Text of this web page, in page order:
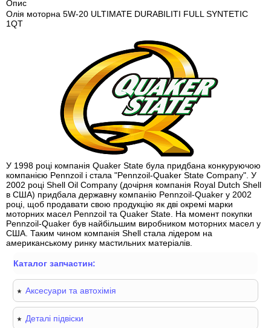
Опис
Олія моторна 5W-20 ULTIMATE DURABILITI FULL SYNTETIC
1QT
У 1998 році компанія Quaker State була придбана конкуруючою
компанією Pennzoil і стала "Pennzoil-Quaker State Company". У
2002 році Shell Oil Company (дочірня компанія Royal Dutch Shell
в США) придбала державну компанію Pennzoil-Quaker у 2002
році, щоб продавати свою продукцію як дві окремі марки
моторних масел Pennzoil та Quaker State. На момент покупки
Pennzoil-Quaker був найбільшим виробником моторних масел у
США. Таким чином компанія Shell стала лідером на
американському ринку мастильних матеріалів.
Каталог запчастин:
Аксесуари та автохімія
Деталі підвіски